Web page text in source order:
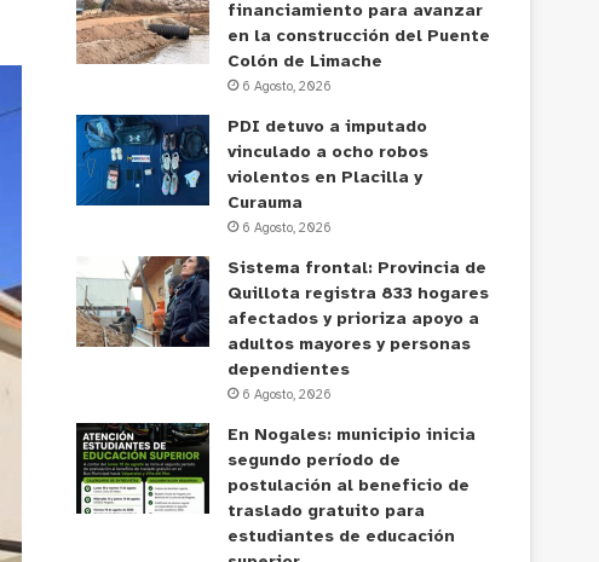
financiamiento para avanzar
en la construcción del Puente
Colón de Limache
6 Agosto, 2026
PDI detuvo a imputado
vinculado a ocho robos
violentos en Placilla y
Curauma
6 Agosto, 2026
Sistema frontal: Provincia de
Quillota registra 833 hogares
afectados y prioriza apoyo a
adultos mayores y personas
dependientes
6 Agosto, 2026
En Nogales: municipio inicia
segundo período de
postulación al beneficio de
traslado gratuito para
estudiantes de educación